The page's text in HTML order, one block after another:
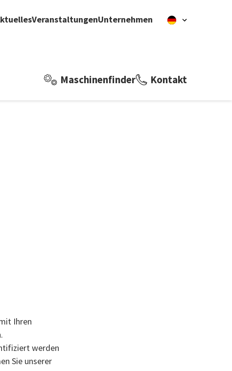
VeranstaltungenUnternehmen
Maschinenfinder Kontakt
Ihren
werden
Sie unserer